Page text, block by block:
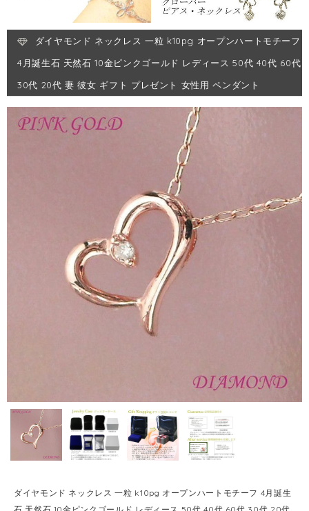
ダイヤモンド ネックレス 一粒 k10pg オープンハートモチーフ
4月誕生石 天然石 10金ピンクゴールド レディース 50代 40代 60代
30代 20代 妻 彼女 ギフト プレゼント 女性用 ペンダント
ダイヤモンド ネックレス 一粒 k10pg オープンハートモチーフ 4月誕生